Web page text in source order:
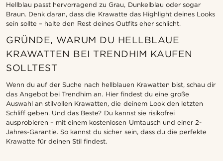
Hellblau passt hervorragend zu Grau, Dunkelblau oder sogar
Braun. Denk daran, dass die Krawatte das Highlight deines Looks
sein sollte – halte den Rest deines Outfits eher schlicht.
GRÜNDE, WARUM DU HELLBLAUE
KRAWATTEN BEI TRENDHIM KAUFEN
SOLLTEST
Wenn du auf der Suche nach hellblauen Krawatten bist, schau dir
das Angebot bei Trendhim an. Hier findest du eine große
Auswahl an stilvollen Krawatten, die deinem Look den letzten
Schliff geben. Und das Beste? Du kannst sie risikofrei
ausprobieren – mit einem kostenlosen Umtausch und einer 2-
Jahres-Garantie. So kannst du sicher sein, dass du die perfekte
Krawatte für deinen Stil findest.